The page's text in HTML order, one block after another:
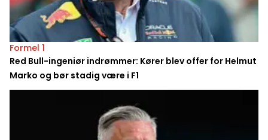
Formel 1
Red Bull-ingeniør indrømmer: Kører blev offer for Helmut
Marko og bør stadig være i F1